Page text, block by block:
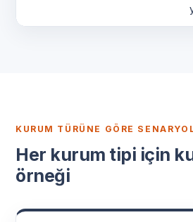
KURUM TÜRÜNE GÖRE
Her kurum tipi için
örneği